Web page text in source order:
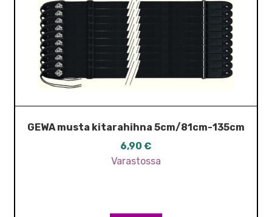
GEWA musta kitarahihna 5cm/81cm-135cm
6,90 €
Varastossa